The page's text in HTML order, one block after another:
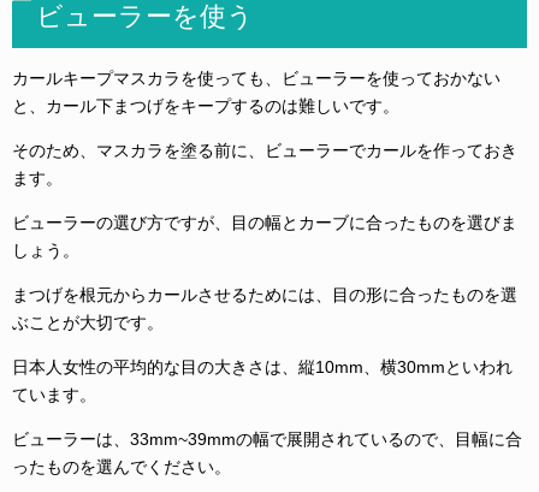
ビューラーを使う
カールキープマスカラを使っても、ビューラーを使っておかない
と、カール下まつげをキープするのは難しいです。
そのため、マスカラを塗る前に、ビューラーでカールを作っておき
ます。
ビューラーの選び方ですが、目の幅とカーブに合ったものを選びま
しょう。
まつげを根元からカールさせるためには、目の形に合ったものを選
ぶことが大切です。
日本人女性の平均的な目の大きさは、縦10mm、横30mmといわれ
ています。
ビューラーは、33mm~39mmの幅で展開されているので、目幅に合
ったものを選んでください。